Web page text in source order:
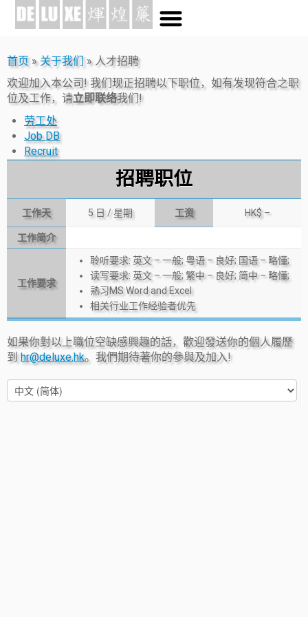
首页 » 关于我们 » 人才招聘
欢迎加入本公司! 我们现正招聘以下职位，如有发现符合之职
位及工作，请立即联络我们!
劳工处
Job DB
Recruit
招聘职位
工作天 5 日 / 星期 工资 HK$ –
工作简介
工作要求
聆听要求: 英文 – 一般; 粤语 – 良好; 国语 – 略懂;
读写要求: 英文 – 一般; 繁中 – 良好; 简中 – 略懂;
熟习MS Word and Excel
相关行业工作经验者优先
如果你對以上職位空缺感興趣的話，歡迎發送你的個人履歷
到hr@deluxe.hk。我們期待著你的參與及加入!